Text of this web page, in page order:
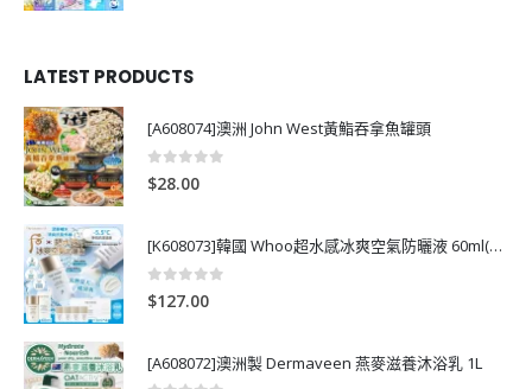
LATEST PRODUCTS
[A608074]澳洲 John West黃鮨吞拿魚罐頭
0
$28.00
[K608073]韓國 Whoo超水感冰爽空氣防曬液 60ml(送13ml*4支)
0
$127.00
[A608072]澳洲製 Dermaveen 燕麥滋養沐浴乳 1L